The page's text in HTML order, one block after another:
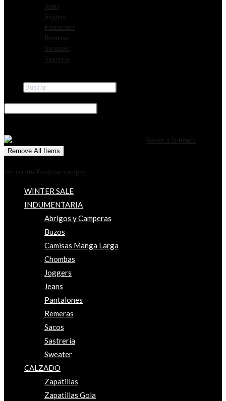
Jeans
Joggers
Pantalones
Remeras
Sweaters
Sastreria
Volver a la tienda
Remove All Items
Ver carrito
Finalizar compra
WINTER SALE
INDUMENTARIA
Abrigos y Camperas
Buzos
Camisas Manga Larga
Chombas
Joggers
Jeans
Pantalones
Remeras
Sacos
Sastrería
Sweater
CALZADO
Zapatillas
Zapatillas Gola